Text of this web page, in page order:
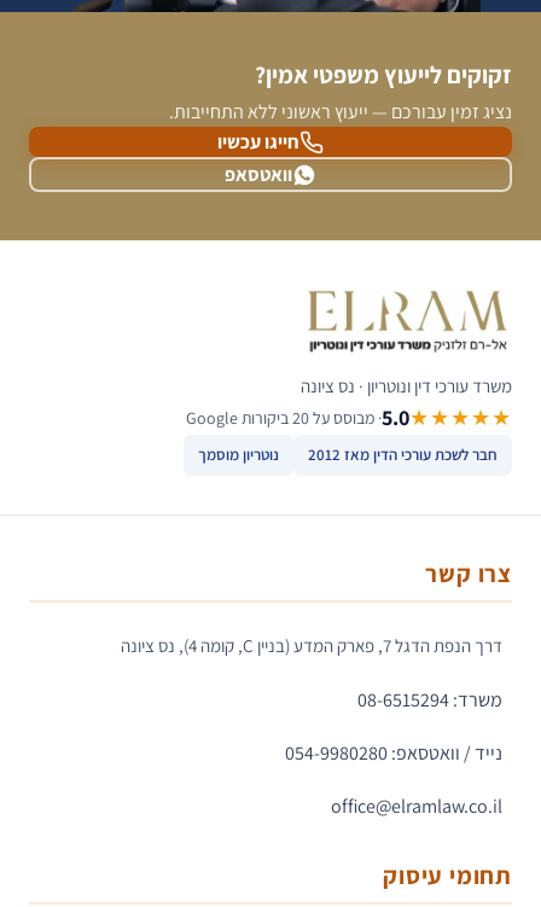
זקוקים לייעוץ משפטי אמין?
נציג זמין עבורכם — ייעוץ ראשוני ללא התחייבות.
חייגו עכשיו
וואטסאפ
משרד עורכי דין ונוטריון · נס ציונה
★★★★★
5.0· מבוסס על 20 ביקורות Google
חבר לשכת עורכי הדין מאז 2012 נוטריון מוסמך
צרו קשר
דרך הנפת הדגל 7, פארק המדע (בניין C, קומה 4), נס ציונה
משרד: 08-6515294
נייד / וואטסאפ: 054-9980280
office@elramlaw.co.il
תחומי עיסוק